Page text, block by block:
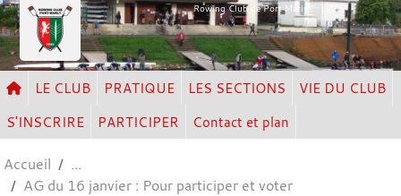
Rowing Club de Port Marly
LE CLUB PRATIQUE LES SECTIONS
VIE DU CLUB
S'INSCRIRE
PARTICIPER Contact et plan
Accueil
AG du 16 janvier : Pour participer et voter
Panneau de gestion des cookies